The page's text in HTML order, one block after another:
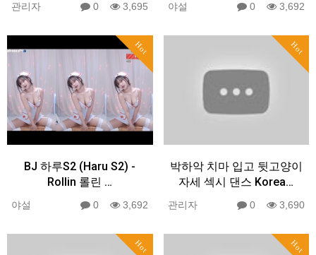
관리자 0 3,695 야설 0 3,692
Hot
BJ 하루S2 (Haru S2) -
Rollin 롤린 …
야설 0 3,692
Hot
박하악 치마 입고 뒷고양이
자세 섹시 댄스 Korea…
관리자 0 3,690
Hot Hot